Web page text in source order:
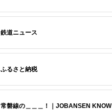
鉄道ニュース
ふるさと納税
常磐線の＿＿＿！｜JOBANSEN KNOW